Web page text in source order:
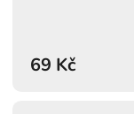
69 Kč